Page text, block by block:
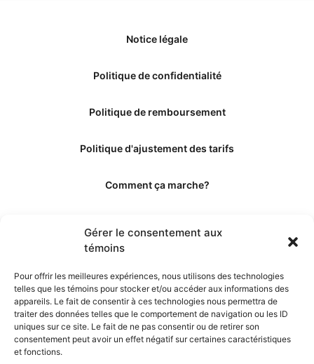
Gérer le consentement aux
témoins
Pour offrir les meilleures expériences, nous utilisons des technologies
telles que les témoins pour stocker et/ou accéder aux informations des
appareils. Le fait de consentir à ces technologies nous permettra de
traiter des données telles que le comportement de navigation ou les ID
uniques sur ce site. Le fait de ne pas consentir ou de retirer son
consentement peut avoir un effet négatif sur certaines caractéristiques
et fonctions.
Notice légale
Politique de confidentialité
Politique de remboursement
Politique d'ajustement des tarifs
Comment ça marche?
Les éditeurs
Les experts et collaborateurs